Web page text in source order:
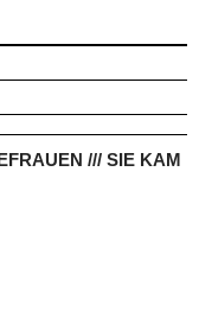
/// SIE KAM